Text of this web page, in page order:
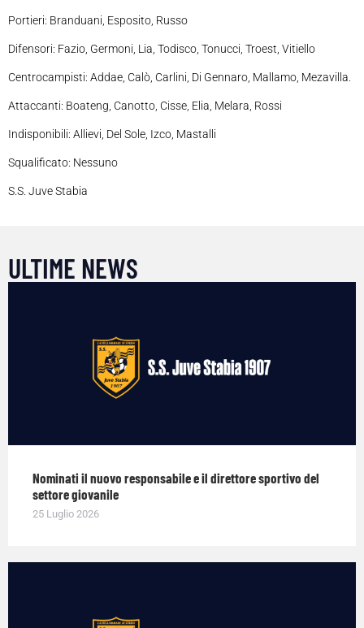
Portieri: Branduani, Esposito, Russo
Difensori: Fazio, Germoni, Lia, Todisco, Tonucci, Troest, Vitiello
Centrocampisti: Addae, Calò, Carlini, Di Gennaro, Mallamo, Mezavilla.
Attaccanti: Boateng, Canotto, Cisse, Elia, Melara, Rossi
Indisponibili: Allievi, Del Sole, Izco, Mastalli
Squalificato: Nessuno
S.S. Juve Stabia
ULTIME NEWS
Nominati il nuovo responsabile e il direttore sportivo del
settore giovanile
25 Luglio 2026